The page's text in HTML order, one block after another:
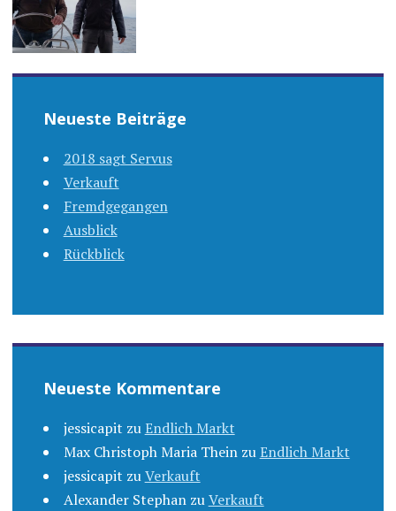
Neueste Beiträge
2018 sagt Servus
Verkauft
Fremdgegangen
Ausblick
Rückblick
Neueste Kommentare
jessicapit zuEndlich Markt
Max Christoph Maria TheinzuEndlich Markt
jessicapit zuVerkauft
Alexander StephanzuVerkauft